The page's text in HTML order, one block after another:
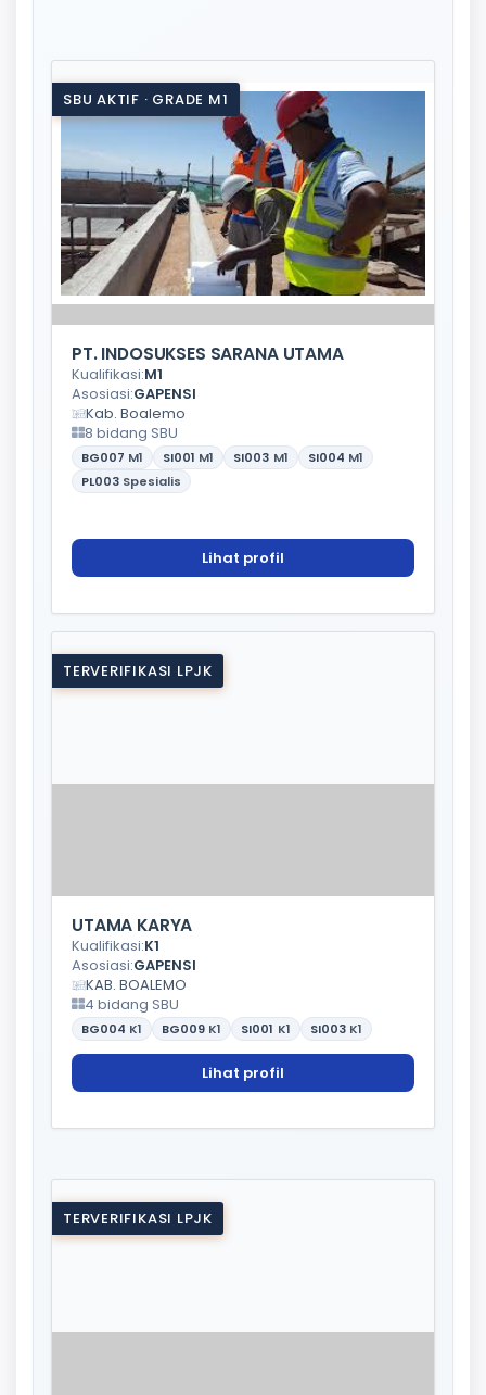
SBU AKTIF · GRADE M1
PT. INDOSUKSES SARANA UTAMA
Kualifikasi:M1
Asosiasi:GAPENSI
Kab. Boalemo
8 bidang SBU
BG007 M1 SI001 M1 SI003 M1 SI004 M1
PL003 Spesialis
Lihat profil
TERVERIFIKASI LPJK
UTAMA KARYA
Kualifikasi:K1
Asosiasi:GAPENSI
KAB. BOALEMO
4 bidang SBU
BG004 K1 BG009 K1 SI001 K1 SI003 K1
Lihat profil
TERVERIFIKASI LPJK